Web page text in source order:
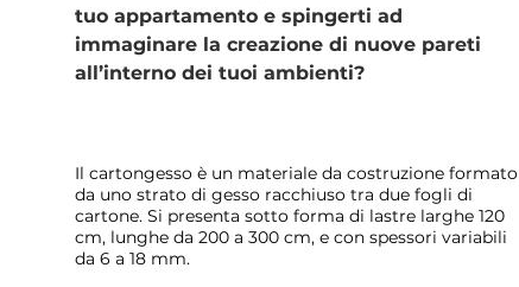
tuo appartamento e spingerti ad
immaginare la creazione di nuove pareti
all’interno dei tuoi ambienti?
Il cartongesso è un materiale da costruzione formato
da uno strato di gesso racchiuso tra due fogli di
cartone. Si presenta sotto forma di lastre larghe 120
cm, lunghe da 200 a 300 cm, e con spessori variabili
da 6 a 18 mm.